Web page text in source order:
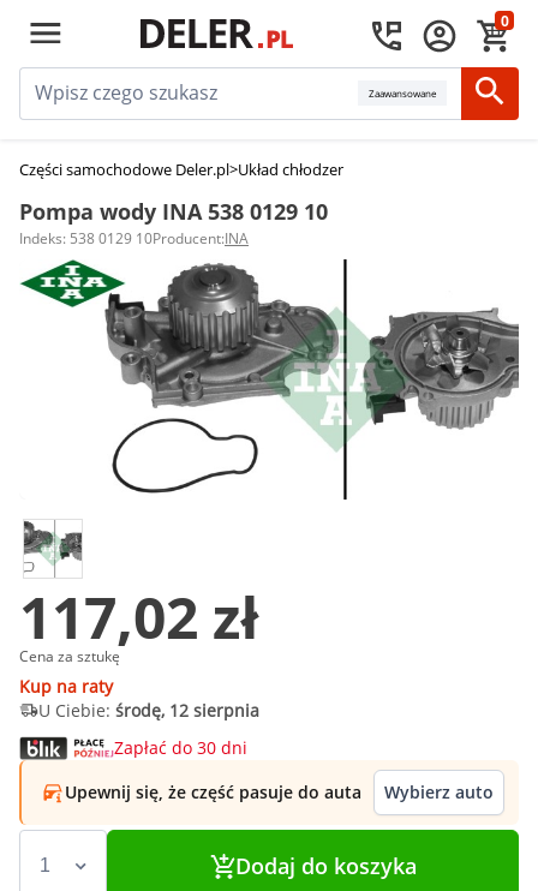
0
Zaawansowane
Części samochodowe Deler.pl>Układ chłodzenia silnika
Pompa wody INA 538 0129 10
Indeks: 538 0129 10Producent:INA
117,02 zł
Cena za sztukę
Kup na raty
U Ciebie: środę, 12 sierpnia
Zapłać do 30 dni
Upewnij się, że część pasuje do auta
Wybierz auto
Dodaj do koszyka